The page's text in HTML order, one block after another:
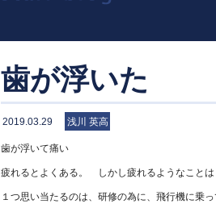
歯が浮いた
2019.03.29 浅川 英高
歯が浮いて痛い
疲れるとよくある。 しかし疲れるようなことは
１つ思い当たるのは、研修の為に、飛行機に乗